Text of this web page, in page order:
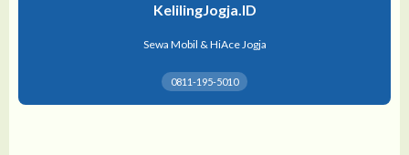
KelilingJogja.ID
Sewa Mobil & HiAce Jogja
0811-195-5010